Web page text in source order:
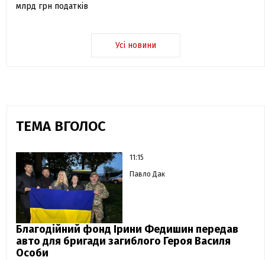
млрд грн податків
Усі новини
ТЕМА ВГОЛОС
11:15
Павло Дак
Благодійний фонд Ірини Федишин передав
авто для бригади загиблого Героя Василя
Особи